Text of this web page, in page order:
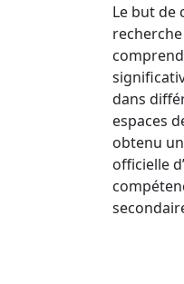
Le but de
dans
espaces
obtenu
officielle